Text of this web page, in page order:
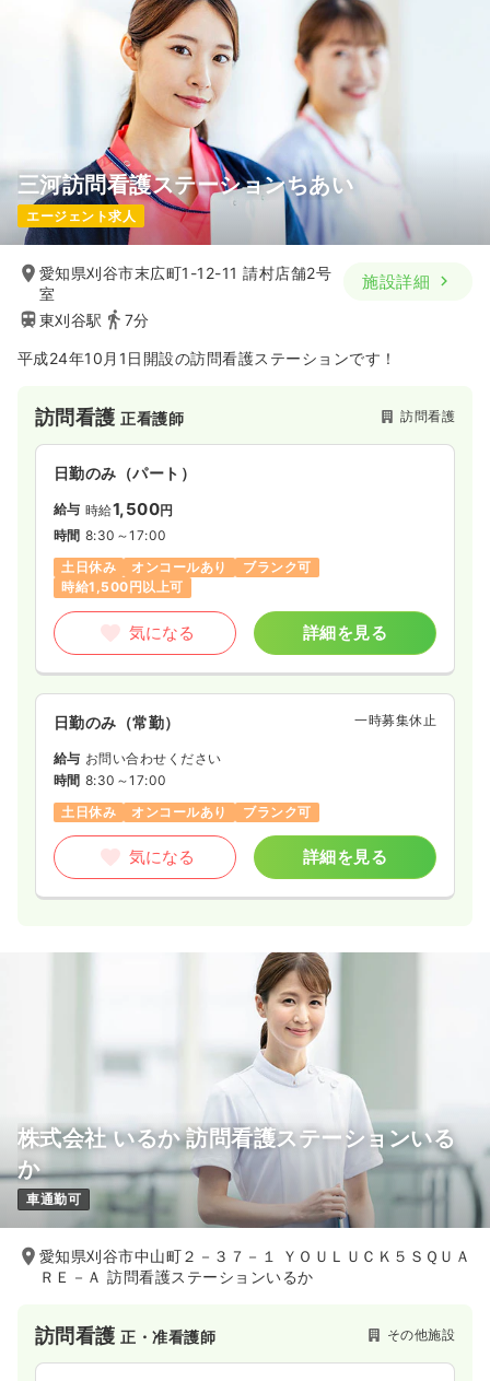
三河訪問看護ステーションちあい
エージェント求人
愛知県刈谷市末広町1-12-11 請村店舗2号
室
東刈谷駅
7分
施設詳細
平成24年10月1日開設の訪問看護ステーションです！
訪問看護正看護師 訪問看護
日勤のみ（パート）
給与 時給1,500円
時間 8:30～17:00
土日休み
オンコールあり
ブランク可
時給1,500円以上可
気になる 詳細を見る
日勤のみ（常勤） 一時募集休止
給与 お問い合わせください
時間 8:30～17:00
土日休み
オンコールあり ブランク可
気になる 詳細を見る
株式会社 いるか 訪問看護ステーションいる
か
車通勤可
愛知県刈谷市中山町２－３７－１ ＹＯＵＬＵＣＫ５ＳＱＵＡ
ＲＥ－Ａ 訪問看護ステーションいるか
訪問看護正・准看護師 その他施設